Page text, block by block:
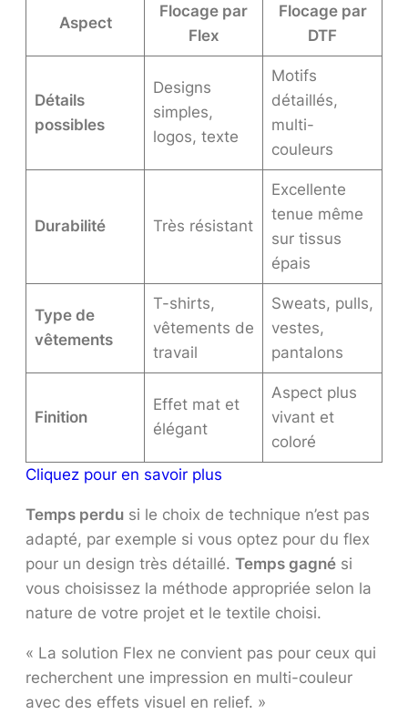
Aspect
Flocage par
Flex
Flocage par
DTF
Détails
possibles
Designs
simples,
logos, texte
Motifs
détaillés,
multi-
couleurs
Durabilité Très résistant
Excellente
tenue même
sur tissus
épais
Type de
vêtements
T-shirts,
vêtements de
travail
Sweats, pulls,
vestes,
pantalons
Finition
Effet mat et
élégant
Aspect plus
vivant et
coloré
Cliquez pour en savoir plus
Temps perdu si le choix de technique n’est pas
adapté, par exemple si vous optez pour du flex
pour un design très détaillé. Temps gagné si
vous choisissez la méthode appropriée selon la
nature de votre projet et le textile choisi.
« La solution Flex ne convient pas pour ceux qui
recherchent une impression en multi-couleur
avec des effets visuel en relief. »